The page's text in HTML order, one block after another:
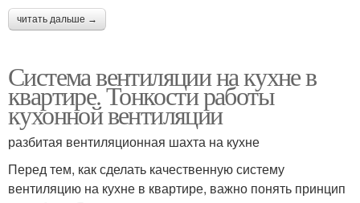
читать дальше →
Система вентиляции на кухне в
квартире. Тонкости работы
кухонной вентиляции
разбитая вентиляционная шахта на кухне
Перед тем, как сделать качественную систему
вентиляцию на кухне в квартире, важно понять принцип